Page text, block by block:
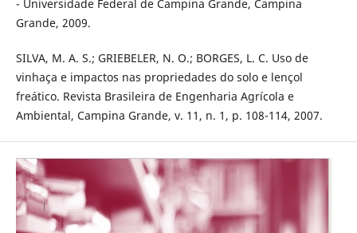
- Universidade Federal de Campina Grande, Campina
Grande, 2009.
SILVA, M. A. S.; GRIEBELER, N. O.; BORGES, L. C. Uso de
vinhaça e impactos nas propriedades do solo e lençol
freático. Revista Brasileira de Engenharia Agrícola e
Ambiental, Campina Grande, v. 11, n. 1, p. 108-114, 2007.